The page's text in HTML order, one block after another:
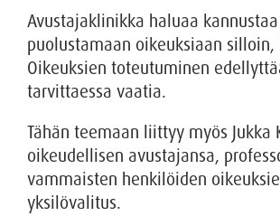
Avustajaklinikka haluaa
puolustamaan oikeuksiaan
Oikeuksien toteutuminen
tarvittaessa vaatia.
Tähän teemaan liittyy myös Jukka
oikeudellisen avustajansa,
vammaisten henkilöiden
yksilövalitus.